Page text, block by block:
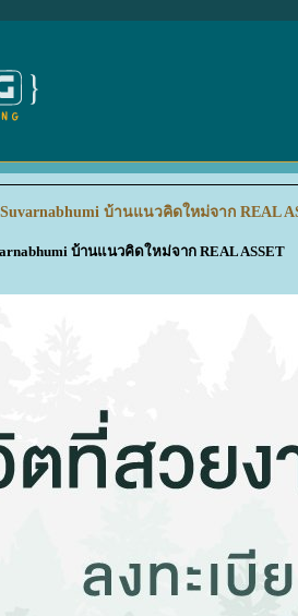
บ้านแนวคิดใหม่จาก REAL
บ้านแนวคิดใหม่จาก REAL ASSET